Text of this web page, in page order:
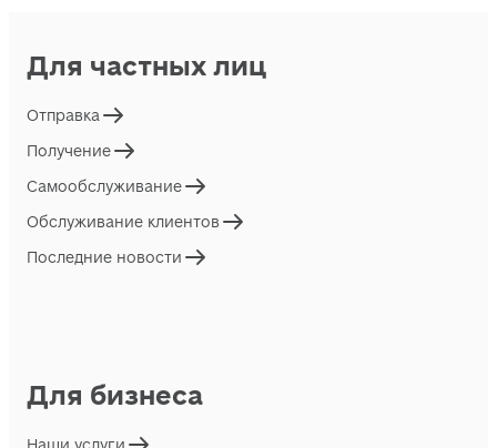
Для частных лиц
Отправка
Получение
Самообслуживание
Обслуживание клиентов
Последние новости
Для бизнеса